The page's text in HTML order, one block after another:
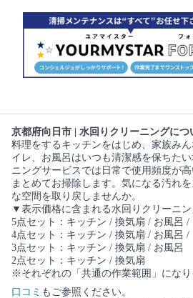
京都府向日市 | 水回りクリーニングにつ
料理をするキッチンをはじめ、家族み
イレ、お風呂はいつも清潔感を保ちた
ニングサービスでは日常で使用頻度が
まとめてお掃除します。気になる汚れ
な空間を取り戻しませんか。
▼表示価格に含まれる水回りクリーニン
5点セット：キッチン / 換気扇 / お風呂 /
4点セット：キッチン / 換気扇 / お風呂 /
3点セット：キッチン / 換気扇 / お風呂
2点セット：キッチン / 換気扇
※それぞれの「共通の作業範囲」になり
口コミ もご参照ください。